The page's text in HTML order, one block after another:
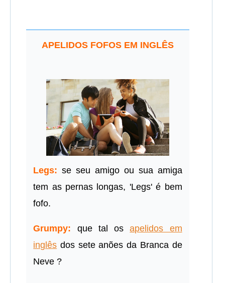
APELIDOS FOFOS EM INGLÊS
Legs: se seu amigo ou sua amiga
tem as pernas longas, 'Legs' é bem
fofo.
Grumpy: que tal osapelidos em
inglês dos sete anões da Branca de
Neve ?